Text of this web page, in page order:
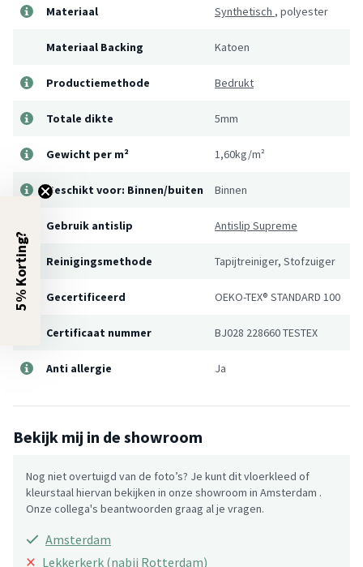
Materiaal Synthetisch , polyester
Materiaal Backing Katoen
Productiemethode Bedrukt
Totale dikte 5mm
Gewicht per m² 1,60kg/m²
Geschikt voor: Binnen/buiten Binnen
Gebruik antislip Antislip Supreme
Reinigingsmethode Tapijtreiniger, Stofzuiger
Gecertificeerd OEKO-TEX® STANDARD 100
Certificaat nummer BJ028 228660 TESTEX
Anti allergie Ja
Bekijk mij in de showroom
Nog niet overtuigd van de foto’s? Je kunt dit vloerkleed of
kleurstaal hiervan bekijken in onze showroom in Amsterdam .
Onze collega's beantwoorden graag al je vragen.
Amsterdam
× Lekkerkerk (nabij Rotterdam)
5% Korting?